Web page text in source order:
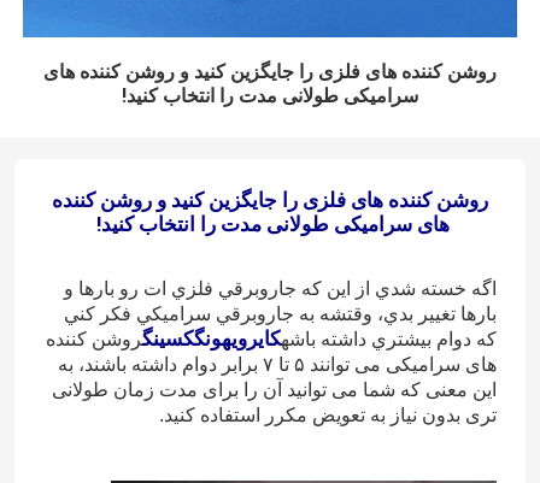
روشن کننده های فلزی را جایگزین کنید و روشن کننده های
سرامیکی طولانی مدت را انتخاب کنید!
روشن کننده های فلزی را جایگزین کنید و روشن کننده
های سرامیکی طولانی مدت را انتخاب کنید!
اگه خسته شدي از اين که جاروبرقي فلزي ات رو بارها و
بارها تغيير بدي، وقتشه به جاروبرقي سراميکي فکر کني
که دوام بيشتري داشته باشهکایرویهونگکسینگروشن کننده
های سرامیکی می توانند ۵ تا ۷ برابر دوام داشته باشند، به
این معنی که شما می توانید آن را برای مدت زمان طولانی
تری بدون نیاز به تعویض مکرر استفاده کنید.